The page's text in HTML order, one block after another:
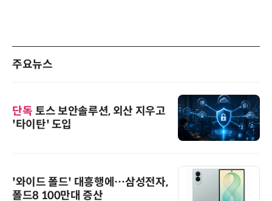
주요뉴스
단독 토스 보안솔루션, 외산 지우고
'타이탄' 도입
'와이드 폴드' 대흥행에…삼성전자,
폴드8 100만대 증산